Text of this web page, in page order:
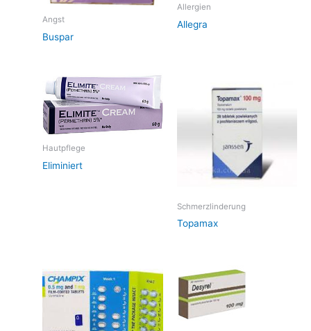
Angst
Buspar
Allergien
Allegra
Hautpflege
Eliminiert
Schmerzlinderung
Topamax